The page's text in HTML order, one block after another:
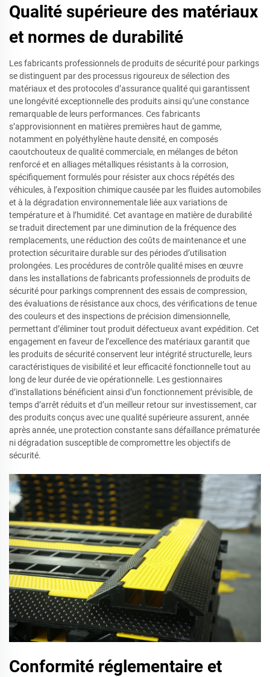
Qualité supérieure des matériaux
et normes de durabilité
Les fabricants professionnels de produits de sécurité pour parkings
se distinguent par des processus rigoureux de sélection des
matériaux et des protocoles d’assurance qualité qui garantissent
une longévité exceptionnelle des produits ainsi qu’une constance
remarquable de leurs performances. Ces fabricants
s’approvisionnent en matières premières haut de gamme,
notamment en polyéthylène haute densité, en composés
caoutchouteux de qualité commerciale, en mélanges de béton
renforcé et en alliages métalliques résistants à la corrosion,
spécifiquement formulés pour résister aux chocs répétés des
véhicules, à l’exposition chimique causée par les fluides automobiles
et à la dégradation environnementale liée aux variations de
température et à l’humidité. Cet avantage en matière de durabilité
se traduit directement par une diminution de la fréquence des
remplacements, une réduction des coûts de maintenance et une
protection sécuritaire durable sur des périodes d’utilisation
prolongées. Les procédures de contrôle qualité mises en œuvre
dans les installations de fabricants professionnels de produits de
sécurité pour parkings comprennent des essais de compression,
des évaluations de résistance aux chocs, des vérifications de tenue
des couleurs et des inspections de précision dimensionnelle,
permettant d’éliminer tout produit défectueux avant expédition. Cet
engagement en faveur de l’excellence des matériaux garantit que
les produits de sécurité conservent leur intégrité structurelle, leurs
caractéristiques de visibilité et leur efficacité fonctionnelle tout au
long de leur durée de vie opérationnelle. Les gestionnaires
d’installations bénéficient ainsi d’un fonctionnement prévisible, de
temps d’arrêt réduits et d’un meilleur retour sur investissement, car
des produits conçus avec une qualité supérieure assurent, année
après année, une protection constante sans défaillance prématurée
ni dégradation susceptible de compromettre les objectifs de
sécurité.
Conformité réglementaire et